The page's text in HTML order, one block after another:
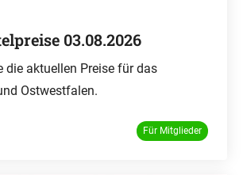
03.08.2026
die aktuellen Preise für das
Ostwestfalen.
Für Mitglieder